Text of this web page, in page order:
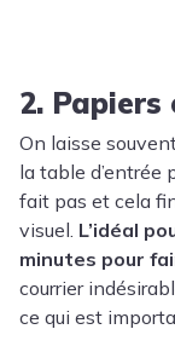
2. Papiers
On laisse
la table d’entrée
fait pas et cela
visuel. L’idéal
minutes pour
courrier
ce qui est